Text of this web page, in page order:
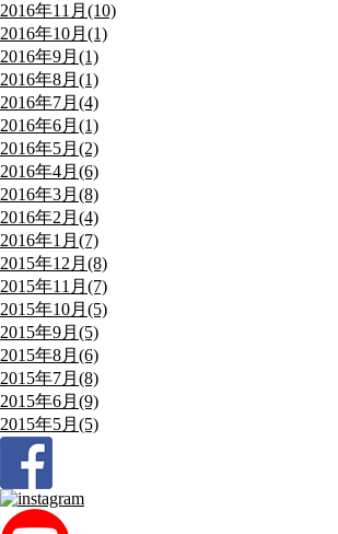
2016年11月(10)
2016年10月(1)
2016年9月(1)
2016年8月(1)
2016年7月(4)
2016年6月(1)
2016年5月(2)
2016年4月(6)
2016年3月(8)
2016年2月(4)
2016年1月(7)
2015年12月(8)
2015年11月(7)
2015年10月(5)
2015年9月(5)
2015年8月(6)
2015年7月(8)
2015年6月(9)
2015年5月(5)